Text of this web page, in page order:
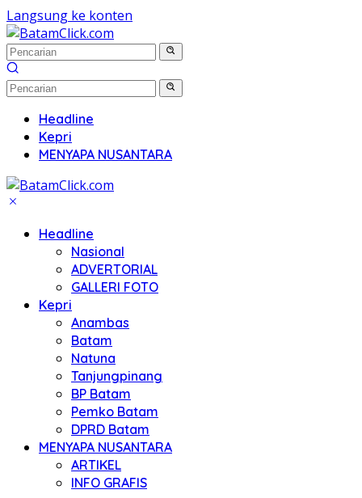
Langsung ke konten
Headline
Kepri
MENYAPA NUSANTARA
Headline
Nasional
ADVERTORIAL
GALLERI FOTO
Kepri
Anambas
Batam
Natuna
Tanjungpinang
BP Batam
Pemko Batam
DPRD Batam
MENYAPA NUSANTARA
ARTIKEL
INFO GRAFIS